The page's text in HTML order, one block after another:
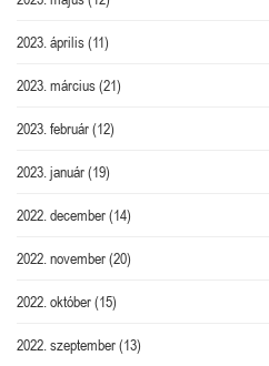
2023. április(11)
2023. március(21)
2023. február(12)
2023. január(19)
2022. december(14)
2022. november(20)
2022. október(15)
2022. szeptember(13)